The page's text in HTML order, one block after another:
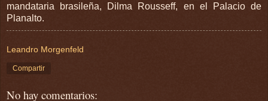
mandataria brasileña, Dilma Rousseff, en el Palacio de
Planalto.
Leandro Morgenfeld
Compartir
No hay comentarios: